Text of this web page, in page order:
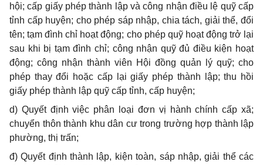
hội; cấp giấy phép thành lập và công nhận điều lệ quỹ cấp
tỉnh cấp huyện; cho phép sáp nhập, chia tách, giải thể, đổi
tên; tạm đình chỉ hoạt động; cho phép quỹ hoạt động trở lại
sau khi bị tạm đình chỉ; công nhận quỹ đủ điều kiện hoạt
động; công nhận thành viên Hội đồng quản lý quỹ; cho
phép thay đổi hoặc cấp lại giấy phép thành lập; thu hồi
giấy phép thành lập quỹ cấp tỉnh, cấp huyện;
d) Quyết định việc phân loại đơn vị hành chính cấp xã;
chuyển thôn thành khu dân cư trong trường hợp thành lập
phường, thị trấn;
đ) Quyết định thành lập, kiện toàn, sáp nhập, giải thể các